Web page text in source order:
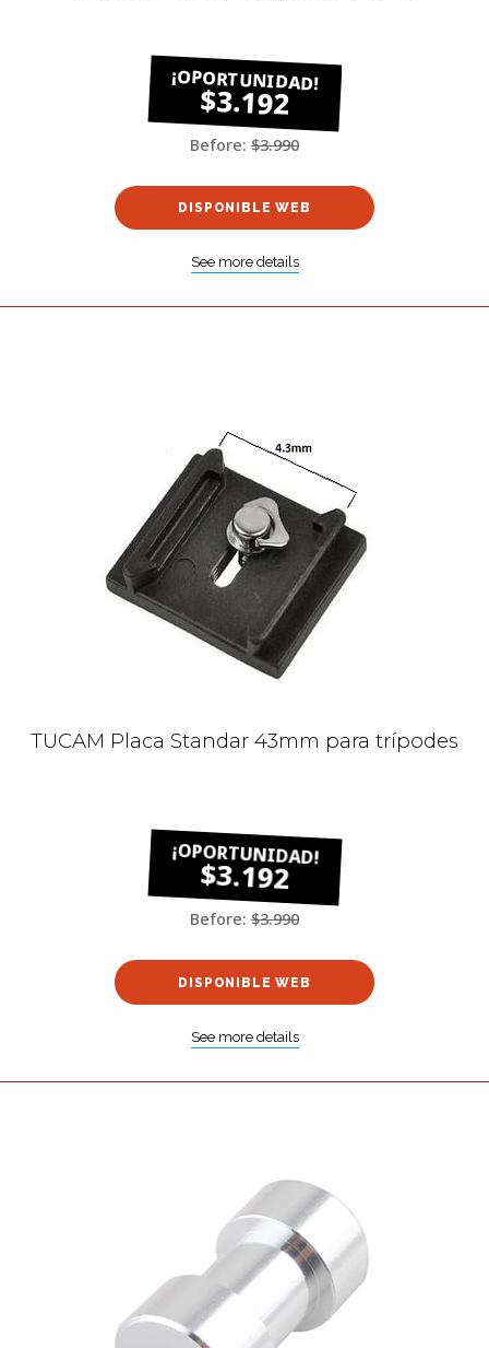
$3.192
Before: $3.990
DISPONIBLE WEB
See more details
TUCAM Placa Standar 43mm para trípodes
$3.192
Before: $3.990
DISPONIBLE WEB
See more details